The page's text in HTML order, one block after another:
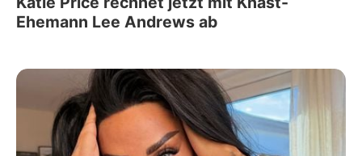
Ehemann Lee Andrews ab